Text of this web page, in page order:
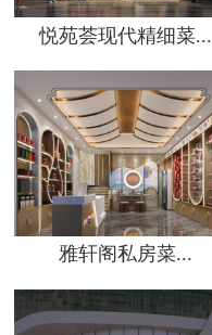
悦苑荟现代精细菜...
雅轩阁私房菜...